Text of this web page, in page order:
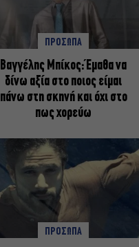
ΠΡΟΣΩΠΑ
Βαγγέλης Μπίκος: Έμαθα να
δίνω αξία στο ποιος είμαι
πάνω στη σκηνή και όχι στο
πως χορεύω
ΠΡΟΣΩΠΑ